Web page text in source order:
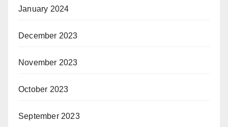
January 2024
December 2023
November 2023
October 2023
September 2023